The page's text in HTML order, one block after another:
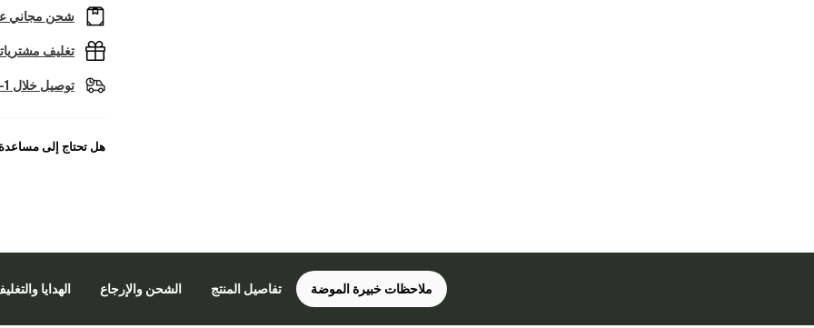
شحن مجاني
تغليف
توصيل خلال 1-2 أيام عمل
هل تحتاج إلى
ملاحظات خبيرة الموضة تفاصيل المنتج الشحن والإرجاع الهدايا